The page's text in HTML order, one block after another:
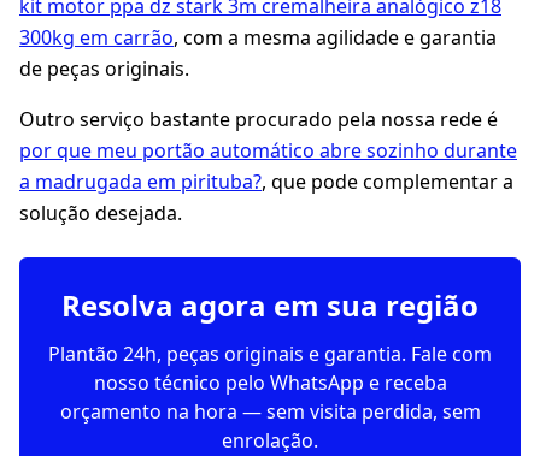
kit motor ppa dz stark 3m cremalheira analógico z18
300kg em carrão, com a mesma agilidade e garantia
de peças originais.
Outro serviço bastante procurado pela nossa rede é
por que meu portão automático abre sozinho durante
a madrugada em pirituba?, que pode complementar a
solução desejada.
Resolva agora em sua região
Plantão 24h, peças originais e garantia. Fale com
nosso técnico pelo WhatsApp e receba
orçamento na hora — sem visita perdida, sem
enrolação.